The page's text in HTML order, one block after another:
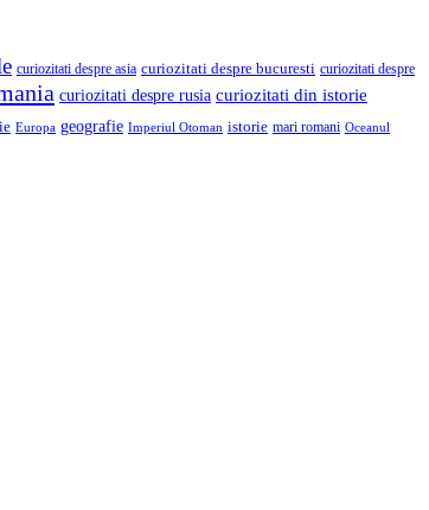
curiozitati despre asia curiozitati despre bucuresti curiozitati despre
curiozitati despre rusia curiozitati din istorie
Europa geografie Imperiul Otoman istorie mari romani Oceanul